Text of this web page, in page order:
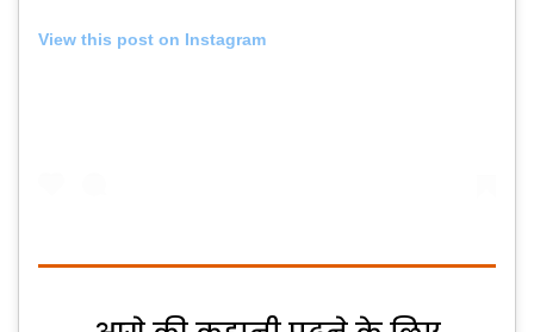
View this post on Instagram